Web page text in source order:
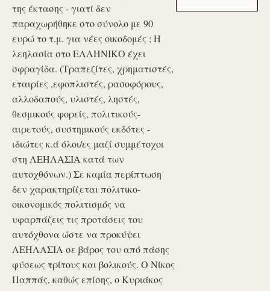
της έκτασης - γιατί δεν
παραχωρήθηκε στο σύνολο με 90
ευρώ το τ.μ. για νέες οικοδομές ; Η
λεηλασία στο ΕΛΛΗΝΙΚΟ έχει
σφραγίδα. (Τραπεζίτες, χρηματιστές,
εταιρίες ,εφοπλιστές, ρασοφόρους,
αλλοδαπούς, υλιστές, ληστές,
θεσμικούς φορείς, πολιτικούς-
αιρετούς, συστημικούς εκδότες -
ιδιώτες κ.ά όλοι/ες μαζί συμμέτοχοι
στη ΛΕΗΛΑΣΙΑ κατά των
αυτοχθόνων.) Σε καμία περίπτωση
δεν χαρακτηρίζεται πολιτικο-
οικονομικός πολιτισμός να
υφαρπάζεις τις προτάσεις του
αυτόχθονα ώστε να προκύψει
ΛΕΗΛΑΣΙΑ σε βάρος του από πάσης
φύσεως τρίτους και βολικούς. Ο Νίκος
Παππάς, καθώς επίσης, ο Κυριάκος